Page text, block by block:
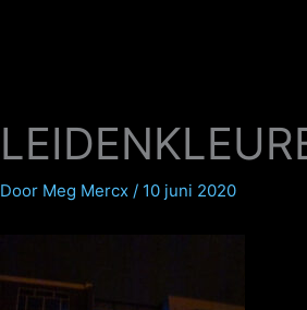
Door Meg Mercx / 10 juni 2020